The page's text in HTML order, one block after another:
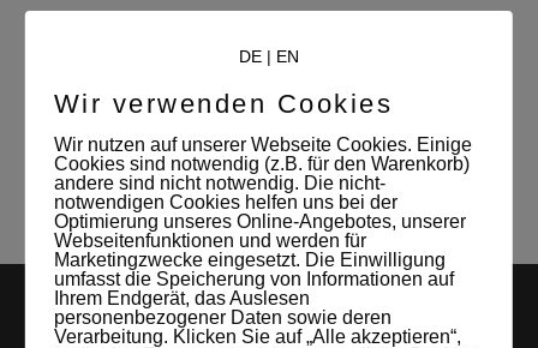
WRITTEN BY: admin
DE| EN
Wir verwenden Cookies
Wir nutzen auf unserer Webseite Cookies. Einige
Cookies sind notwendig (z.B. für den Warenkorb)
andere sind nicht notwendig. Die nicht-
notwendigen Cookies helfen uns bei der
Optimierung unseres Online-Angebotes, unserer
Webseitenfunktionen und werden für
Marketingzwecke eingesetzt. Die Einwilligung
umfasst die Speicherung von Informationen auf
Ihrem Endgerät, das Auslesen
personenbezogener Daten sowie deren
Verarbeitung. Klicken Sie auf „Alle akzeptieren“,